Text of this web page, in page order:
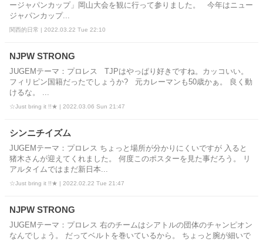
ージャパンカップ」岡山大会を観に行って参りました。 今年はニュー
ジャパンカップ...
関西的日常 | 2022.03.22 Tue 22:10
NJPW STRONG
JUGEMテーマ：プロレス TJPはやっぱり好きですね。カッコいい。
フィリピン国籍だったでしょうか? 元カレーマンも50歳かぁ。 良く動
けるな。 ...
☆Just bring it !!★ | 2022.03.06 Sun 21:47
シンニチイズム
JUGEMテーマ：プロレス ちょっと場所が分かりにくいですが 入ると
猪木さんが迎えてくれました。 何度このポスターを見た事だろう。 リ
アルタイムではまだ新日本...
☆Just bring it !!★ | 2022.02.22 Tue 21:47
NJPW STRONG
JUGEMテーマ：プロレス 右のチームはシアトルの団体のチャンピオン
なんでしょう。 だってベルトを巻いているから。 ちょっと腕が細いで